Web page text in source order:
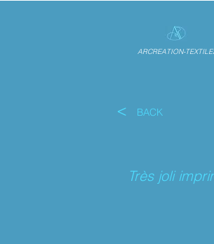
ARCREATION-
< BACK
Très joli